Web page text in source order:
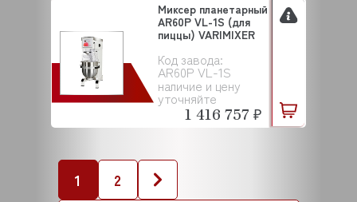
Код завода:
AR60P VL-1S
наличие и цену
уточняйте
Миксер планетарный
AR60P VL-1S (для
пиццы) VARIMIXER
1 416 757 ₽
1
2